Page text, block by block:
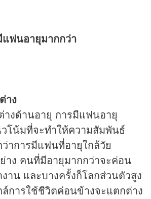
แฟนอายุมากกว่า
าง
างด้านอายุ การมีแฟนอายุ
โน้มที่จะทำให้ความสัมพันธ์
าการมีแฟนที่อายุใกล้วัย
าง คนที่มีอายุมากกว่าจะค่อน
าน และบางครั้งก็โลกส่วนตัวสูง
การใช้ชีวิตค่อนข้างจะแตกต่าง